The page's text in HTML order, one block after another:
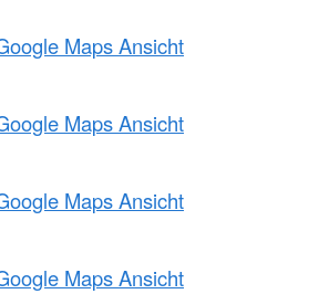
Maps Ansicht
Maps Ansicht
Maps Ansicht
Maps Ansicht